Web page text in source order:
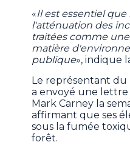
«Il est essentiel
l'atténuation des
traitées comme
matière
publique», indique
Le représentant du
a envoyé une
Mark Carney la
affirmant que ses
sous la fumée
forêt.